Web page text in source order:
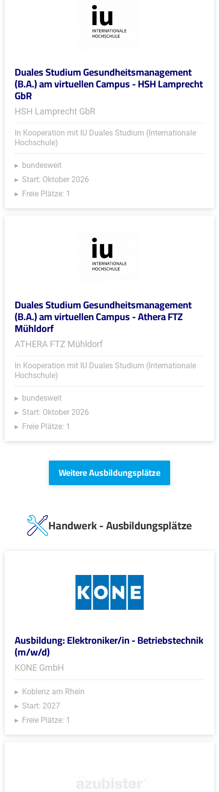
Duales Studium Gesundheitsmanagement
(B.A.) am virtuellen Campus - HSH Lamprecht
GbR
HSH Lamprecht GbR
In Kooperation mit IU Duales Studium (Internationale
Hochschule)
bundesweit
Start: Oktober 2026
Freie Plätze: 1
Duales Studium Gesundheitsmanagement
(B.A.) am virtuellen Campus - Athera FTZ
Mühldorf
ATHERA FTZ Mühldorf
In Kooperation mit IU Duales Studium (Internationale
Hochschule)
bundesweit
Start: Oktober 2026
Freie Plätze: 1
Weitere Ausbildungsplätze
Handwerk - Ausbildungsplätze
Ausbildung: Elektroniker/in - Betriebstechnik
(m/w/d)
KONE GmbH
Koblenz am Rhein
Start: 2027
Freie Plätze: 1